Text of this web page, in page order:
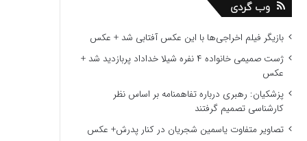
وب گردی
بازیگر فیلم اخراجی‌ها با این عکس آفتابی شد + عکس
ژست صمیمی خانواده ۴ نفره شیلا خداداد پربازدید شد +
عکس
پزشکیان: رهبری درباره تفاهمنامه بر اساس نظر
کارشناسی تصمیم گرفتند
تصاویر متفاوت یاسمین شجریان در کنار پدرش+ عکس